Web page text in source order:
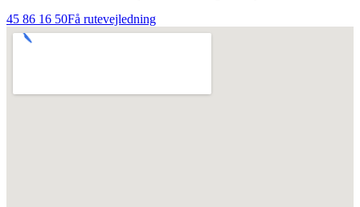
45 86 16 50Få rutevejledning